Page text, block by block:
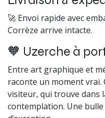
🚀 Envoi rapide avec
Corrèze arrive intacte.
🧡 Uzerche à
Entre art graphique et
raconte un moment vrai.
visiteur, qui trouve dans
contemplation. Une